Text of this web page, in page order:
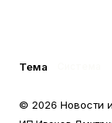
Тема
© 2026 Новости